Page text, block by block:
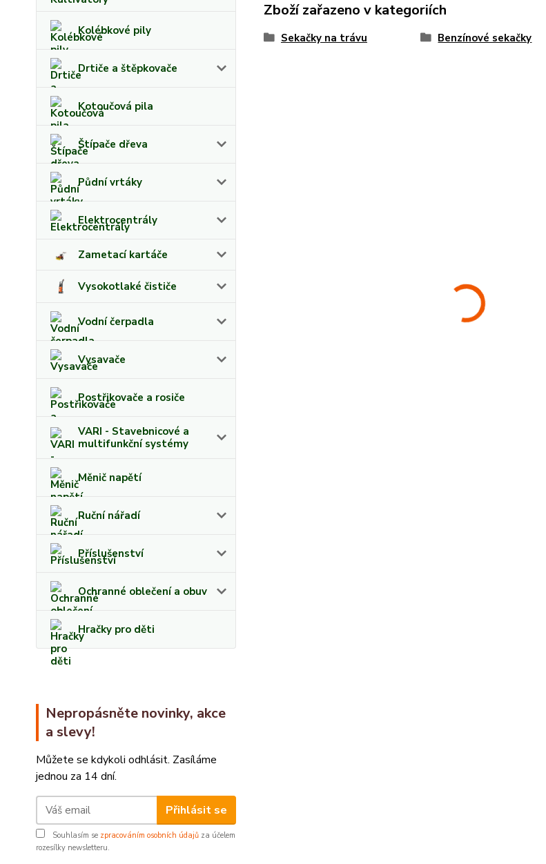
Kolébkové pily
Drtiče a štěpkovače
Kotoučová pila
Štípače dřeva
Půdní vrtáky
Elektrocentrály
Zametací kartáče
Vysokotlaké čističe
Vodní čerpadla
Vysavače
Postřikovače a rosiče
VARI - Stavebnicové a
multifunkční systémy
Měnič napětí
Ruční nářadí
Příslušenství
Ochranné oblečení a obuv
Hračky pro děti
Nepropásněte novinky, akce
a slevy!
Můžete se kdykoli odhlásit. Zasíláme
jednou za 14 dní.
Přihlásit se
Souhlasím se zpracováním osobních údajů za účelem
rozesílky newsletteru.
Zboží zařazeno v kategoriích
Sekačky na trávu Benzínové sekačky